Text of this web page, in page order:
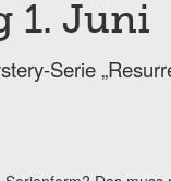
1. Juni
Serie